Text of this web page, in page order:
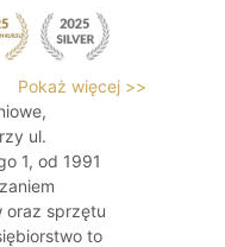
Pokaż więcej >>
ul.
1, od 1991
oraz sprzętu
to